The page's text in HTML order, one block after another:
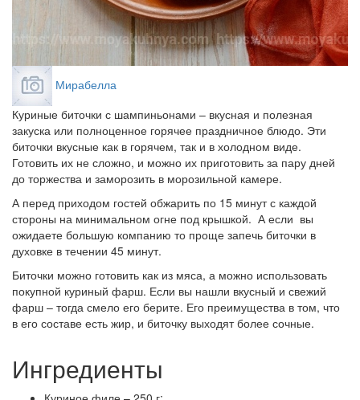
Мирабелла
Куриные биточки с шампиньонами – вкусная и полезная
закуска или полноценное горячее праздничное блюдо. Эти
биточки вкусные как в горячем, так и в холодном виде.
Готовить их не сложно, и можно их приготовить за пару дней
до торжества и заморозить в морозильной камере.
А перед приходом гостей обжарить по 15 минут с каждой
стороны на минимальном огне под крышкой. А если вы
ожидаете большую компанию то проще запечь биточки в
духовке в течении 45 минут.
Биточки можно готовить как из мяса, а можно использовать
покупной куриный фарш. Если вы нашли вкусный и свежий
фарш – тогда смело его берите. Его преимущества в том, что
в его составе есть жир, и биточку выходят более сочные.
Ингредиенты